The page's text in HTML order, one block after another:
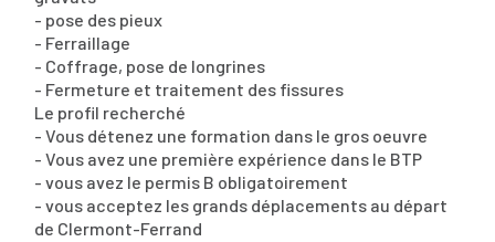
- pose des pieux
- Ferraillage
- Coffrage, pose de longrines
- Fermeture et traitement des fissures
Le profil recherché
- Vous détenez une formation dans le gros oeuvre
- Vous avez une première expérience dans le BTP
- vous avez le permis B obligatoirement
- vous acceptez les grands déplacements au départ
de Clermont-Ferrand